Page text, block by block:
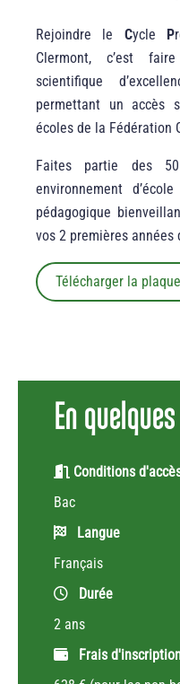
Rejoindre le Cycle P
Clermont, c’est
scientifique
permettant un accès
écoles de la Fédération
Faites partie des
environnement
pédagogique
vos 2 premières années
Télécharger la
En
Conditions
Bac
Langue
Français
Durée
2 ans
Frais